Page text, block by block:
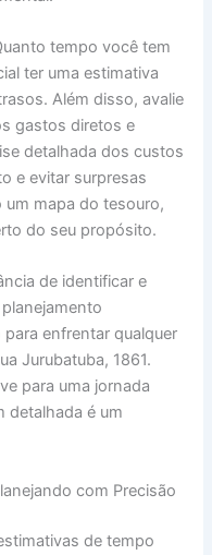
tempo você tem
ter uma estimativa
Além disso, avalie
gastos diretos e
detalhada dos custos
e evitar surpresas
mapa do tesouro,
do seu propósito.
de identificar e
enfrentar qualquer
Jurubatuba, 1861.
para uma jornada
detalhada é um
com Precisão
de tempo